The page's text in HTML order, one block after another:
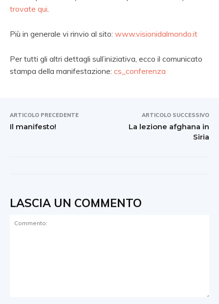
trovate qui
Più in generale vi rinvio al sito: www.visionidalmondo.it
Per tutti gli altri dettagli sull’iniziativa, ecco il comunicato
stampa della manifestazione: cs_conferenza
ARTICOLO PRECEDENTE
Il manifesto!
ARTICOLO SUCCESSIVO
La lezione afghana in
Siria
LASCIA UN COMMENTO